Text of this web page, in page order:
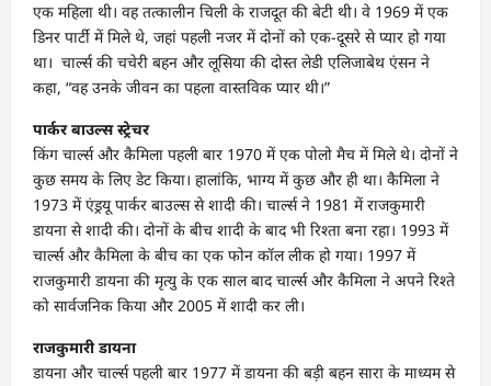
एक महिला थी। वह तत्कालीन चिली के राजदूत की बेटी थी। वे 1969 में एक
डिनर पार्टी में मिले थे, जहां पहली नजर में दोनों को एक-दूसरे से प्यार हो गया
था। चार्ल्स की चचेरी बहन और लूसिया की दोस्त लेडी एलिजाबेथ एंसन ने
कहा, “वह उनके जीवन का पहला वास्तविक प्यार थी।”
पार्कर बाउल्स स्ट्रेचर
किंग चार्ल्स और कैमिला पहली बार 1970 में एक पोलो मैच में मिले थे। दोनों ने
कुछ समय के लिए डेट किया। हालांकि, भाग्य में कुछ और ही था। कैमिला ने
1973 में एंड्रयू पार्कर बाउल्स से शादी की। चार्ल्स ने 1981 में राजकुमारी
डायना से शादी की। दोनों के बीच शादी के बाद भी रिश्ता बना रहा। 1993 में
चार्ल्स और कैमिला के बीच का एक फोन कॉल लीक हो गया। 1997 में
राजकुमारी डायना की मृत्यु के एक साल बाद चार्ल्स और कैमिला ने अपने रिश्ते
को सार्वजनिक किया और 2005 में शादी कर ली।
राजकुमारी डायना
डायना और चार्ल्स पहली बार 1977 में डायना की बड़ी बहन सारा के माध्यम से